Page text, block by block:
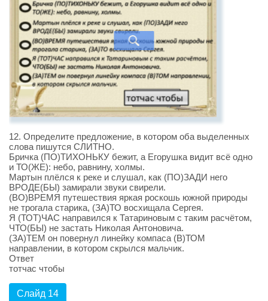
12. Определите предложение, в котором оба выделенных
слова пишутся СЛИТНО.
Бричка (ПО)ТИХОНЬКУ бежит, а Егорушка видит всё одно
и ТО(ЖЕ): небо, равнину, холмы.
Мартын плёлся к реке и слушал, как (ПО)ЗАДИ него
ВРОДЕ(БЫ) замирали звуки свирели.
(ВО)ВРЕМЯ путешествия яркая роскошь южной природы
не трогала старика, (ЗА)ТО восхищала Сергея.
Я (ТОТ)ЧАС направился к Татариновым с таким расчётом,
ЧТО(БЫ) не застать Николая Антоновича.
(ЗА)ТЕМ он повернул линейку компаса (В)ТОМ
направлении, в котором скрылся мальчик.
Ответ
тотчас чтобы
Слайд 14